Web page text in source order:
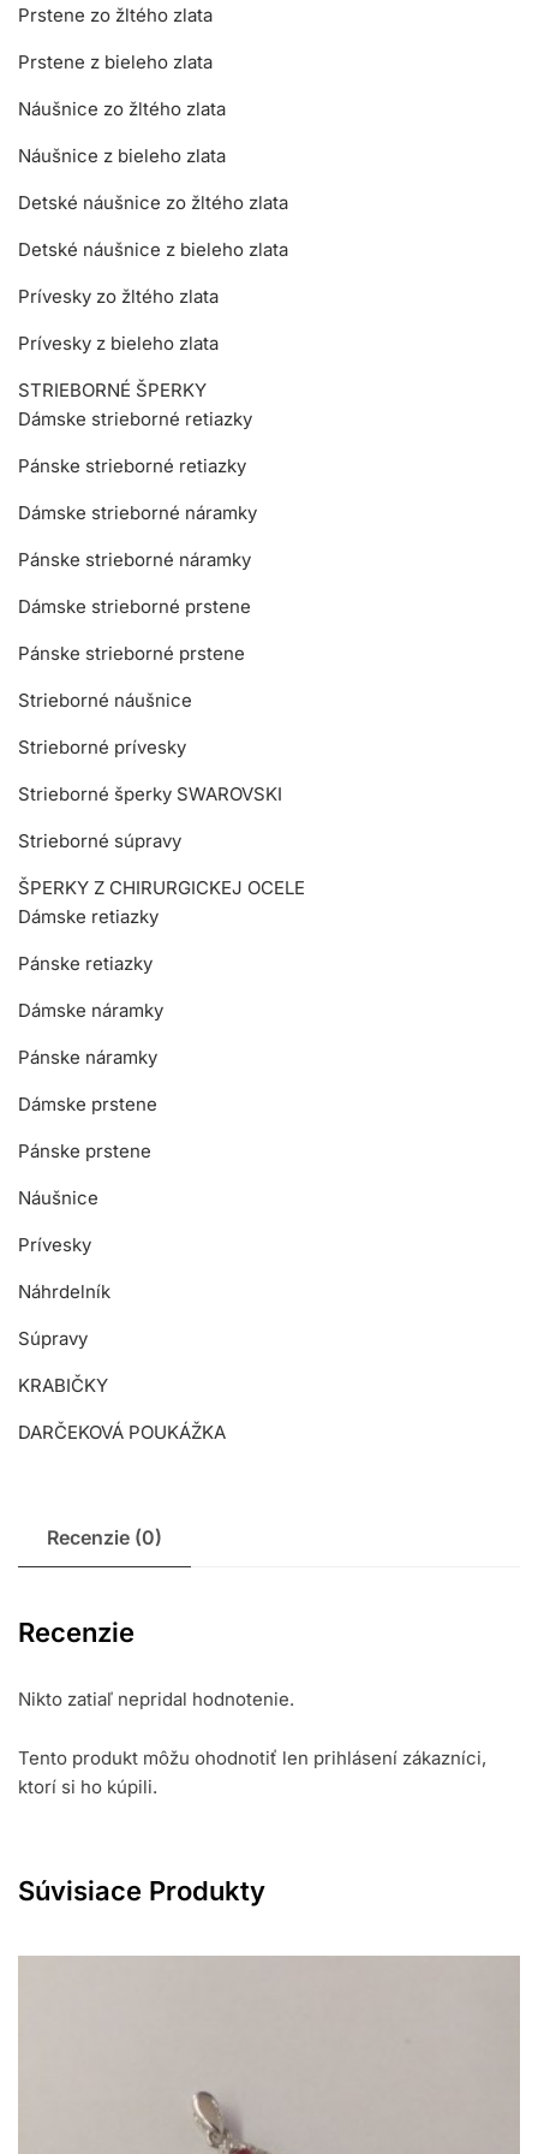
Prstene zo žltého zlata
Prstene z bieleho zlata
Náušnice zo žltého zlata
Náušnice z bieleho zlata
Detské náušnice zo žltého zlata
Detské náušnice z bieleho zlata
Prívesky zo žltého zlata
Prívesky z bieleho zlata
STRIEBORNÉ ŠPERKY
Dámske strieborné retiazky
Pánske strieborné retiazky
Dámske strieborné náramky
Pánske strieborné náramky
Dámske strieborné prstene
Pánske strieborné prstene
Strieborné náušnice
Strieborné prívesky
Strieborné šperky SWAROVSKI
Strieborné súpravy
ŠPERKY Z CHIRURGICKEJ OCELE
Dámske retiazky
Pánske retiazky
Dámske náramky
Pánske náramky
Dámske prstene
Pánske prstene
Náušnice
Prívesky
Náhrdelník
Súpravy
KRABIČKY
DARČEKOVÁ POUKÁŽKA
Recenzie (0)
Recenzie
Nikto zatiaľ nepridal hodnotenie.
Tento produkt môžu ohodnotiť len prihlásení zákazníci,
ktorí si ho kúpili.
Súvisiace Produkty